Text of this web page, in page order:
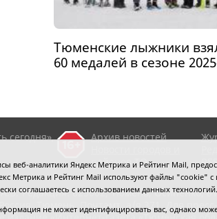
Тюменские лыжники
60 медалей в сезоне
сегодня»,
Архив новостей
районов ТО
Редакция: 625002, Тюмень, Осипенко, 81,
Тюмень, Почтамт, а/я 371. Для
веб-аналитики Яндекс Метрика и Рейтинг Mail,
Метрика и Рейтинг Mail используют файлы "cookie"
соглашаетесь с использованием данных технологий.
не может идентифицировать вас, однако